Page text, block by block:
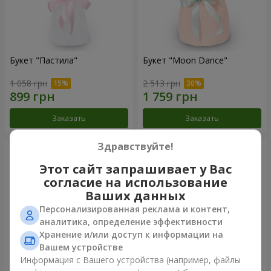
Букет "Пастила"
1 058 грн
Заказать
Букет "Moon Dance"
2 513 грн
Заказать
Здравствуйте!
Этот сайт запрашивает у Вас
согласие на использование
Ваших данных
Персонализированная реклама и контент,
аналитика, определение эффективности
Хранение и/или доступ к информации на
Вашем устройстве
Информация с Вашего устройства (например, файлы